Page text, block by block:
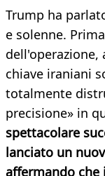
Trump ha
e solenne.
dell'operazione,
chiave iraniani
totalmente
precisione» in
spettacolare
lanciato un
affermando che